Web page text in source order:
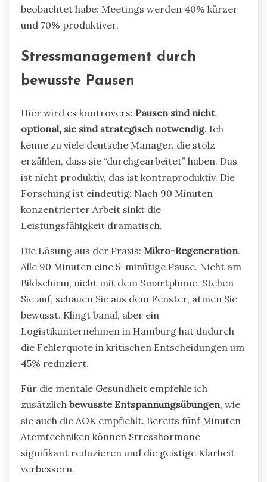
beobachtet habe: Meetings werden 40% kürzer
und 70% produktiver.
Stressmanagement durch
bewusste Pausen
Hier wird es kontrovers: Pausen sind nicht
optional, sie sind strategisch notwendig. Ich
kenne zu viele deutsche Manager, die stolz
erzählen, dass sie “durchgearbeitet” haben. Das
ist nicht produktiv, das ist kontraproduktiv. Die
Forschung ist eindeutig: Nach 90 Minuten
konzentrierter Arbeit sinkt die
Leistungsfähigkeit dramatisch.
Die Lösung aus der Praxis: Mikro-Regeneration.
Alle 90 Minuten eine 5-minütige Pause. Nicht am
Bildschirm, nicht mit dem Smartphone. Stehen
Sie auf, schauen Sie aus dem Fenster, atmen Sie
bewusst. Klingt banal, aber ein
Logistikunternehmen in Hamburg hat dadurch
die Fehlerquote in kritischen Entscheidungen um
45% reduziert.
Für die mentale Gesundheit empfehle ich
zusätzlich bewusste Entspannungsübungen, wie
sie auch die AOK empfiehlt. Bereits fünf Minuten
Atemtechniken können Stresshormone
signifikant reduzieren und die geistige Klarheit
verbessern.